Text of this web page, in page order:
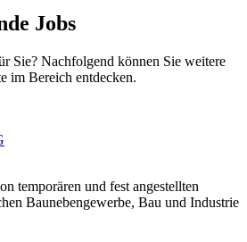
Jobs
Sie? Nachfolgend können Sie weitere
im Bereich entdecken.
temporären und fest angestellten
Baunebengewerbe, Bau und Industrie